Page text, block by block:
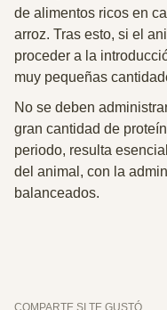
de alimentos ricos en
arroz. Tras esto, si el
proceder a la
muy pequeñas
No se deben
gran cantidad de
periodo, resulta
del animal, con la
balanceados.
COMPARTE SI TE GUSTÓ